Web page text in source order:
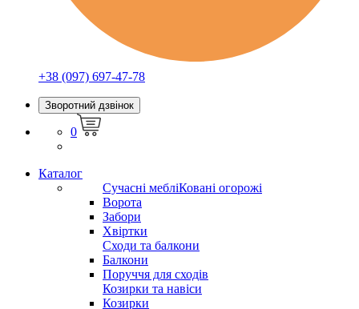
+38 (097) 697-47-78
Зворотний дзвінок
0
Каталог
Сучасні мебліКовані огорожі
Ворота
Забори
Хвіртки
Сходи та балкони
Балкони
Поруччя для сходів
Козирки та навіси
Козирки